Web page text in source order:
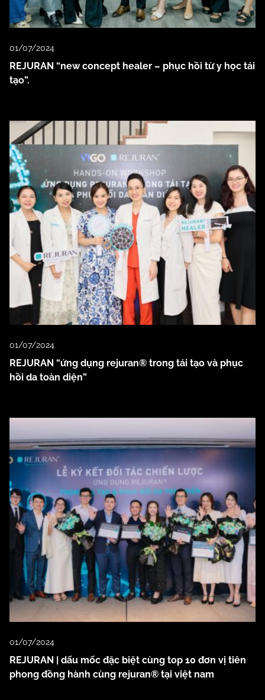
01/07/2024
REJURAN “new concept healer – phục hồi từ y học tái
tạo”.
01/07/2024
REJURAN “ứng dụng rejuran® trong tái tạo và phục
hồi da toàn diện”
01/07/2024
REJURAN | dấu mốc đặc biệt cùng top 10 đơn vị tiên
phong đồng hành cùng rejuran® tại việt nam